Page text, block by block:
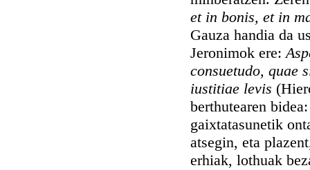
et in bonis, et in
Gauza handia da
Jeronimok ere:
consuetudo, quae
iustitiae levis
berthutearen
gaixtatasunetik
atsegin, eta
erhiak, lothuak